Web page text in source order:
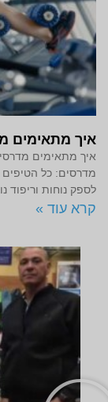
איך מתאימים
איך מתאימים
מדרסים: כל
לספק נוחות וריפוד
קרא עוד »